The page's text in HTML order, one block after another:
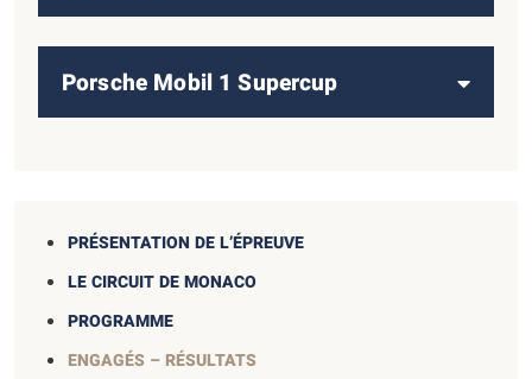
PRÉSENTATION DE L’ÉPREUVE
LE CIRCUIT DE MONACO
PROGRAMME
ENGAGÉS – RÉSULTATS
Porsche Mobil 1 Supercup